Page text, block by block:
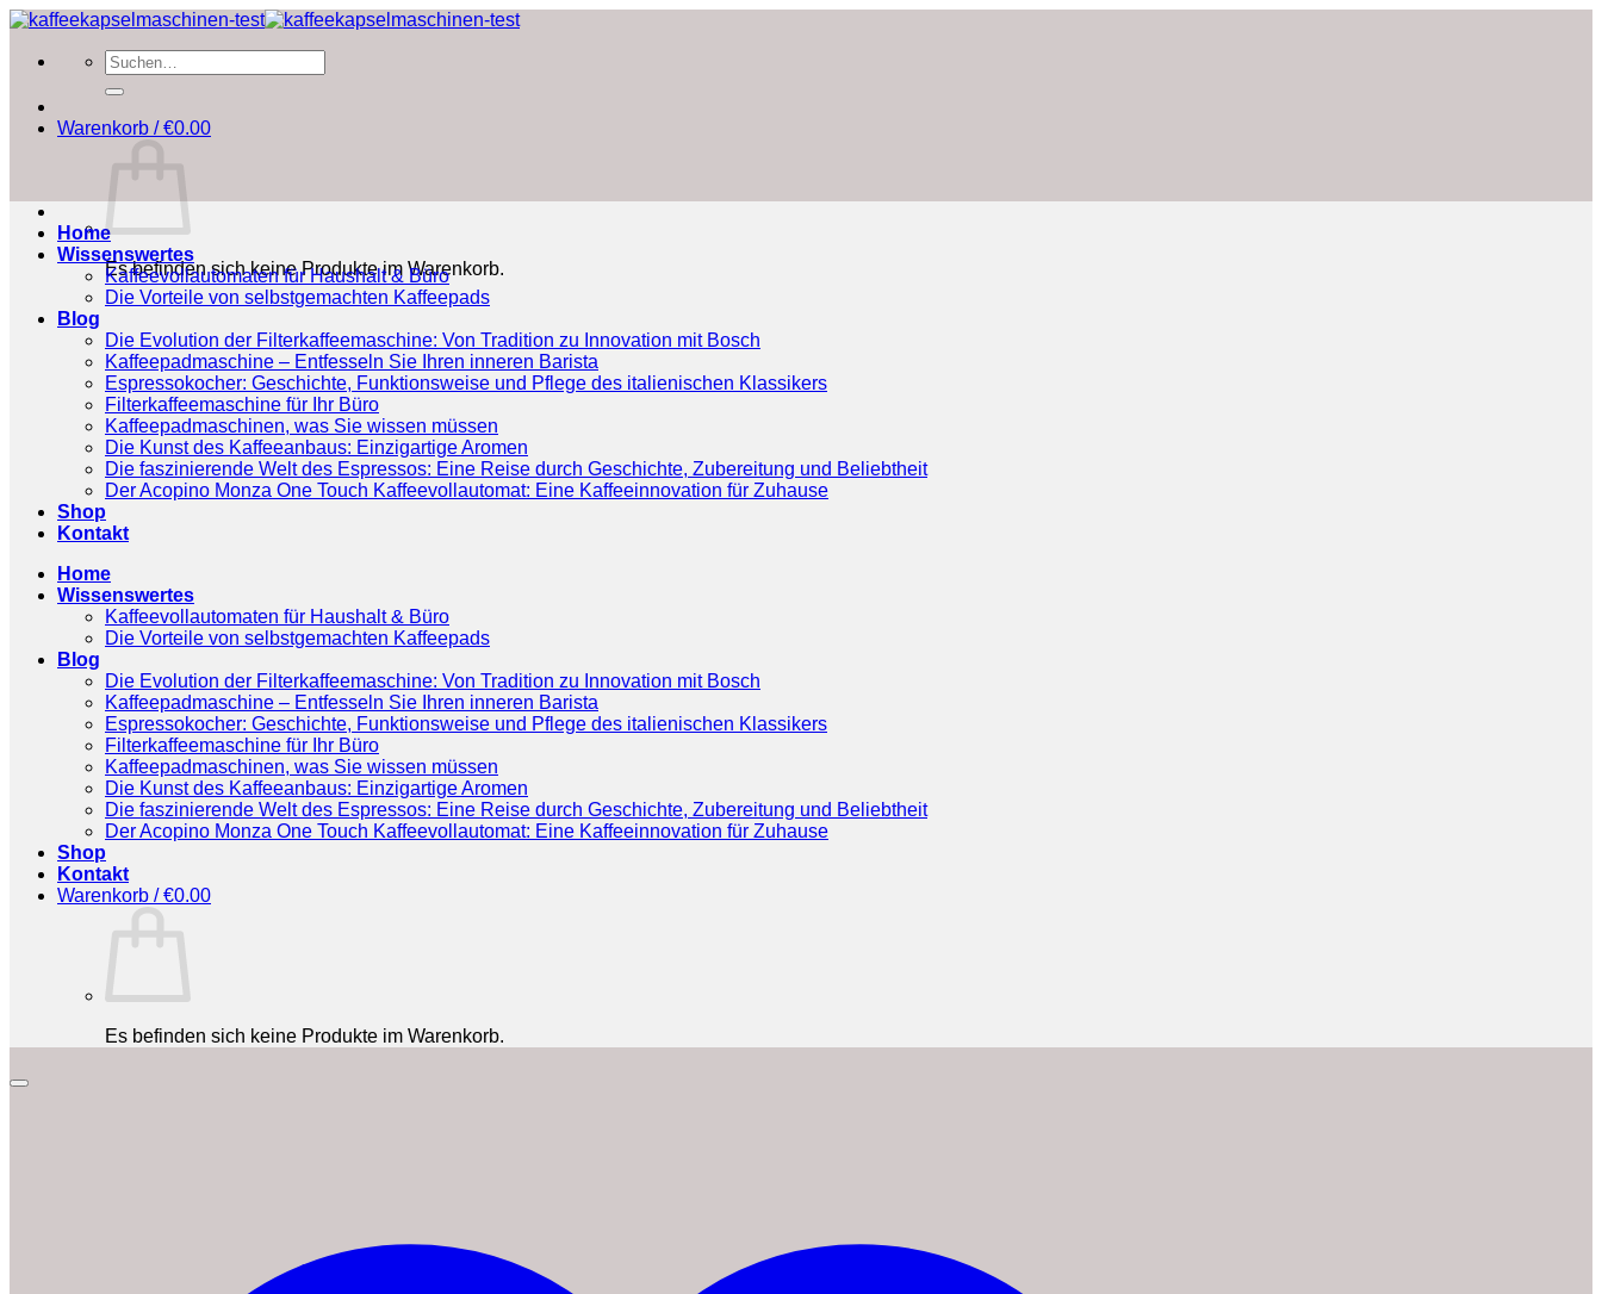
Zum
springen
Suchen
nach:
Warenkorb /€0.00
Es befinden sich keine Produkte im Warenkorb.
Home
Wissenswertes
Kaffeevollautomaten für Haushalt & Büro
Die Vorteile von selbstgemachten Kaffeepads
Blog
Die Evolution der Filterkaffeemaschine: Von Tradition zu Innovation mit Bosch
Kaffeepadmaschine – Entfesseln Sie Ihren inneren Barista
Espressokocher: Geschichte, Funktionsweise und Pflege des italienischen Klassikers
Filterkaffeemaschine für Ihr Büro
Kaffeepadmaschinen, was Sie wissen müssen
Die Kunst des Kaffeeanbaus: Einzigartige Aromen
Die faszinierende Welt des Espressos: Eine Reise durch Geschichte, Zubereitung und Beliebtheit
Der Acopino Monza One Touch Kaffeevollautomat: Eine Kaffeeinnovation für Zuhause
Shop
Kontakt
Home
Wissenswertes
Kaffeevollautomaten für Haushalt & Büro
Die Vorteile von selbstgemachten Kaffeepads
Blog
Die Evolution der Filterkaffeemaschine: Von Tradition zu Innovation mit Bosch
Kaffeepadmaschine – Entfesseln Sie Ihren inneren Barista
Espressokocher: Geschichte, Funktionsweise und Pflege des italienischen Klassikers
Filterkaffeemaschine für Ihr Büro
Kaffeepadmaschinen, was Sie wissen müssen
Die Kunst des Kaffeeanbaus: Einzigartige Aromen
Die faszinierende Welt des Espressos: Eine Reise durch Geschichte, Zubereitung und Beliebtheit
Der Acopino Monza One Touch Kaffeevollautomat: Eine Kaffeeinnovation für Zuhause
Shop
Kontakt
Warenkorb /€0.00
Es befinden sich keine Produkte im Warenkorb.